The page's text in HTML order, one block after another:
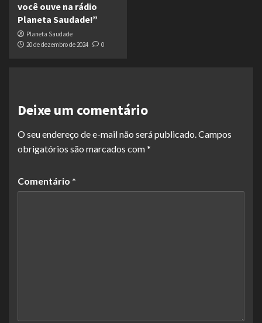
você ouve na rádio
Planeta Saudade!”
Planeta Saudade
20 de dezembro de 2024
0
Deixe um comentário
O seu endereço de e-mail não será publicado.Campos
obrigatórios são marcados com*
Comentário *